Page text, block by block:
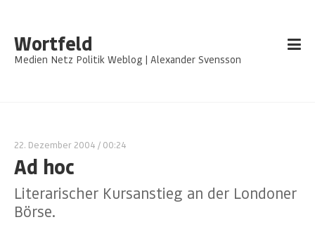
Wortfeld
Medien Netz Politik Weblog | Alexander Svensson
22. Dezember 2004 / 00:24
Ad hoc
Literarischer Kursanstieg an der Londoner
Börse.